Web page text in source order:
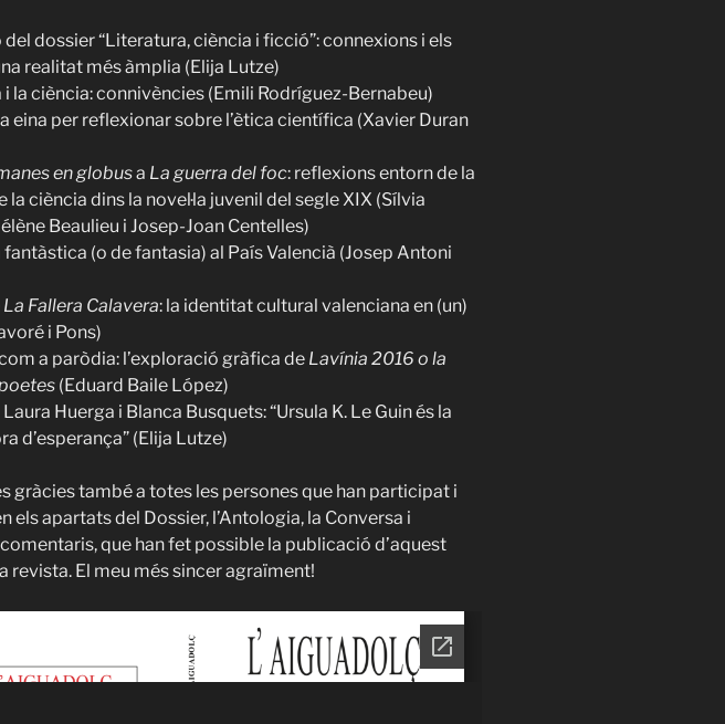
dossier “Literatura, ciència i ficció”: connexions i els
realitat més àmplia (Elija Lutze)
la ciència: connivències (Emili Rodríguez-Bernabeu)
eina per reflexionar sobre l’ètica científica (Xavier Duran
en globusa La guerra del foc: reflexions entorn de la
la ciència dins la novel·la juvenil del segle XIX (Sílvia
Beaulieu i Josep-Joan Centelles)
(o de fantasia) al País Valencià (Josep Antoni
La Fallera Calavera: la identitat cultural valenciana en (un)
i Pons)
a paròdia: l’exploració gràfica de Lavínia 2016 o la
(Eduard Baile López)
Huerga i Blanca Busquets: “Ursula K. Le Guin és la
d’esperança” (Elija Lutze)
gràcies també a totes les persones que han participat i
els apartats del Dossier, l’Antologia, la Conversa i
comentaris, que han fet possible la publicació d’aquest
revista. El meu més sincer agraïment!